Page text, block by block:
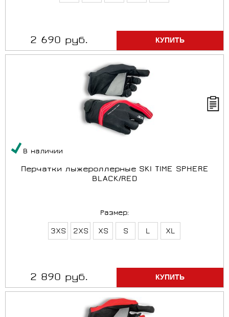
2 690 руб.
В наличии
Перчатки лыжероллерные SKI TIME SPHERE
BLACK/RED
Размер:
3XS 2XS XS S L XL
2 890 руб.